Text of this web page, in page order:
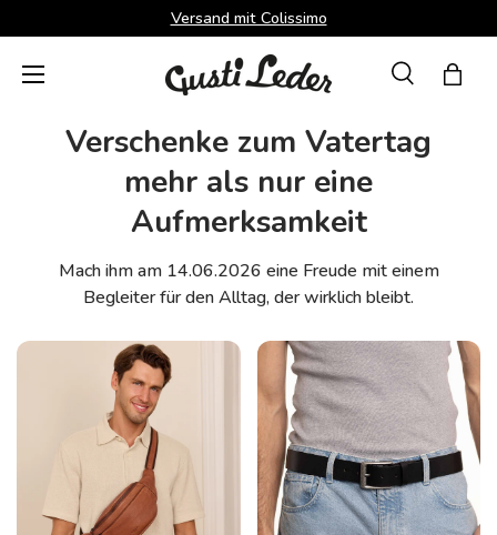
Direkt zum Inhalt
Versand mit Colissimo
Suchen
Suche
Menü
Verschenke zum Vatertag
mehr als nur eine
Aufmerksamkeit
Mach ihm am 14.06.2026 eine Freude mit einem
Begleiter für den Alltag, der wirklich bleibt.